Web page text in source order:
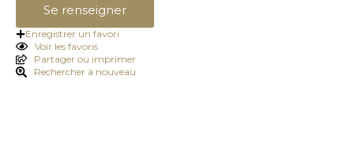
Se renseigner
Enregistrer un favori
Partager ou imprimer
Voir les favoris
Rechercher à nouveau